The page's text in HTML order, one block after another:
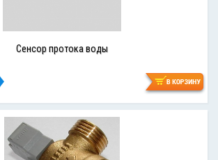
Сенсор протока воды